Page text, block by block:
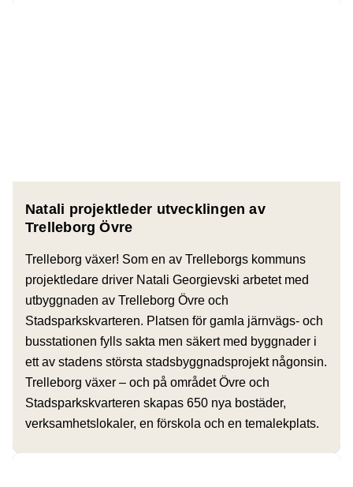
Natali projektleder utvecklingen av
Trelleborg Övre
Trelleborg växer! Som en av Trelleborgs kommuns
projektledare driver Natali Georgievski arbetet med
utbyggnaden av Trelleborg Övre och
Stadsparkskvarteren. Platsen för gamla järnvägs- och
busstationen fylls sakta men säkert med byggnader i
ett av stadens största stadsbyggnadsprojekt någonsin.
Trelleborg växer – och på området Övre och
Stadsparkskvarteren skapas 650 nya bostäder,
verksamhetslokaler, en förskola och en temalekplats.